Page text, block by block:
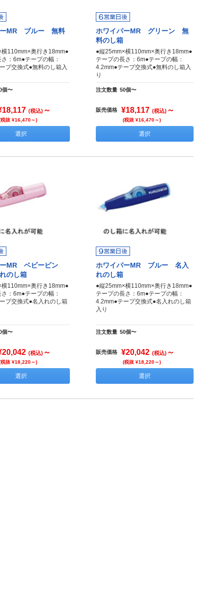
ーMR ブルー 無料
横110mm×奥行き18mm●
：6m●テープの幅：
プ交換式●無料のし箱入
個〜
(税込) ～
税抜 ¥16,470～)
選択
ホワイパーMR グリーン 無
料のし箱
●縦25mm×横110mm×奥行き18mm●
テープの長さ：6m●テープの幅：
4.2mm●テープ交換式●無料のし箱入
り
注文数量 50個〜
販売価格 ¥18,117 (税込) ～
(税抜 ¥16,470～)
選択
MR ベビーピン
のし箱
横110mm×奥行き18mm●
：6m●テープの幅：
プ交換式●名入れのし箱
個〜
(税込) ～
税抜 ¥18,220～)
選択
ホワイパーMR ブルー 名入
れのし箱
●縦25mm×横110mm×奥行き18mm●
テープの長さ：6m●テープの幅：
4.2mm●テープ交換式●名入れのし箱
入り
注文数量 50個〜
販売価格 ¥20,042 (税込) ～
(税抜 ¥18,220～)
選択